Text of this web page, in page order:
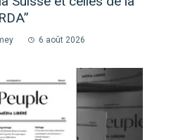
RDA”
6 août 2026